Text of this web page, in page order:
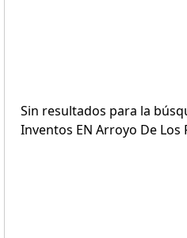
Sin resultados para la
Inventos EN Arroyo De Los